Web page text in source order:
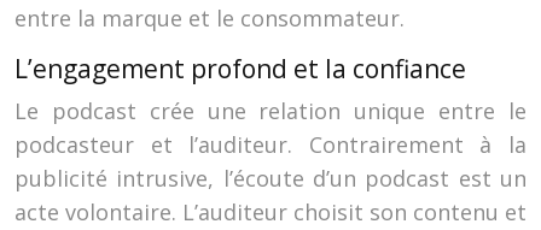
entre la marque et le consommateur.
L’engagement profond et la confiance
Le podcast crée une relation unique entre le
podcasteur et l’auditeur. Contrairement à la
publicité intrusive, l’écoute d’un podcast est un
acte volontaire. L’auditeur choisit son contenu et